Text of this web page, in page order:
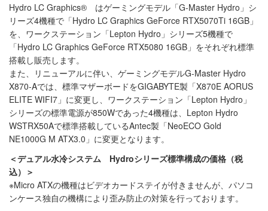
Hydro LC Graphics® はゲーミングモデル「G-Master Hydro」シ
リーズ4機種で「Hydro LC Graphics GeForce RTX5070Ti 16GB」
を、ワークステーション「Lepton Hydro」シリーズ5機種で
「Hydro LC Graphics GeForce RTX5080 16GB」をそれぞれ標準
搭載し販売します。
また、リニューアルに伴い、ゲーミングモデルG-Master Hydro
X870-Aでは、標準マザーボードをGIGABYTE製「X870E AORUS
ELITE WIFI7」に変更し、ワークステーション「Lepton Hydro」
シリーズの標準電源が850Wであった4機種は、Lepton Hydro
WSTRX50Aで標準搭載しているAntec製「NeoECO Gold
NE1000G M ATX3.0」に変更となります。
＜デュアル水冷システム Hydroシリーズ標準構成の価格（税
込）＞
※Micro ATXの機種はビデオカードステイが付きませんが、パソコ
ンケース独自の機構により歪み防止の対策を行っております。